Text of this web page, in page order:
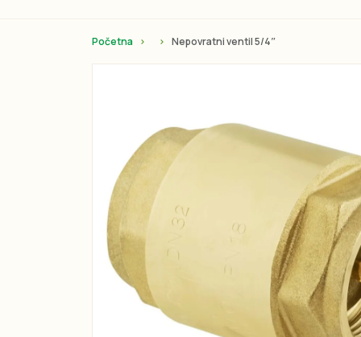
Početna Nepovratni ventil 5/4″